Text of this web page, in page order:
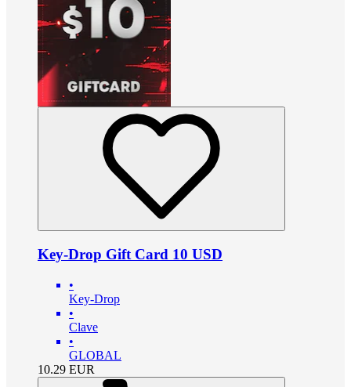
Key-Drop Gift Card 10 USD
•
Key-Drop
•
Clave
•
GLOBAL
10.29 EUR